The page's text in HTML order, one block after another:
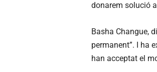
donarem solució
Basha Changue,
permanent”. I ha
han acceptat el